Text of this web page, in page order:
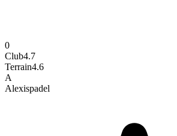
0
Club4.7
Terrain4.6
A
Alexispadel